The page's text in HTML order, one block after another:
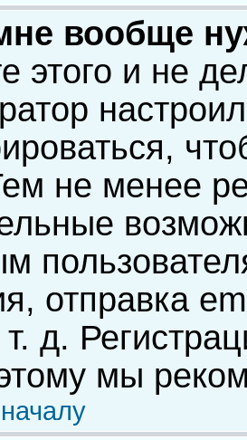
вообще
этого и не
не менее
отправка
т. д.
мы